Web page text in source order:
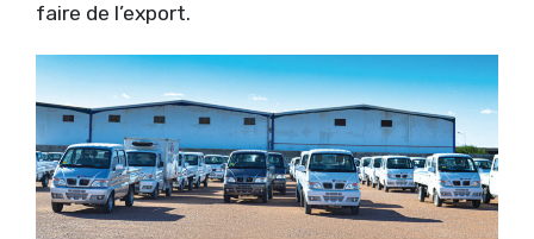
faire de l’export.